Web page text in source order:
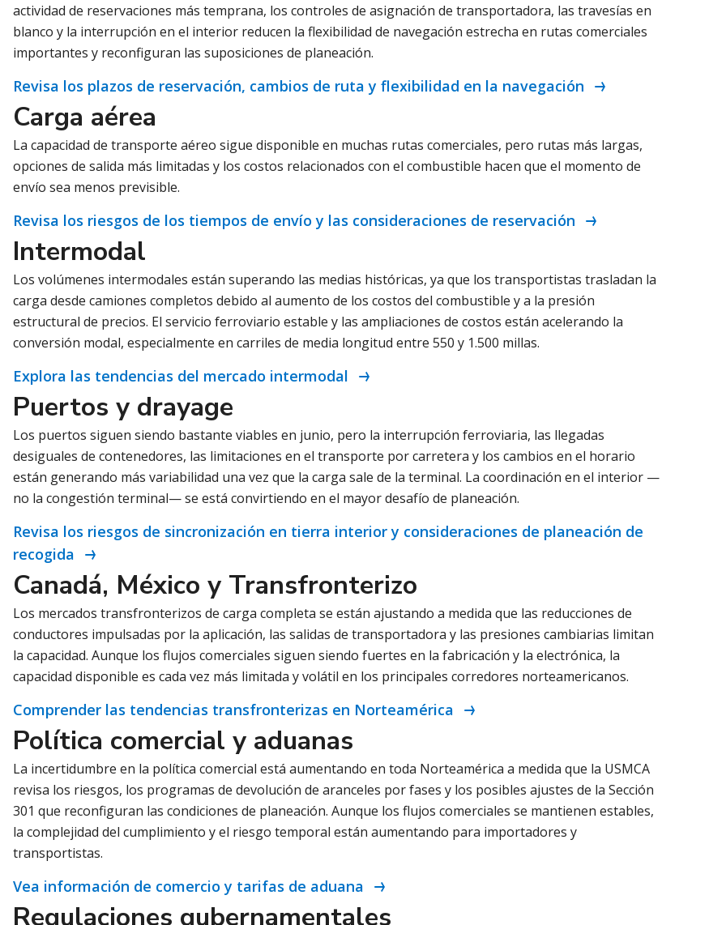
actividad de reservaciones más temprana, los controles de asignación de transportadora, las travesías en
blanco y la interrupción en el interior reducen la flexibilidad de navegación estrecha en rutas comerciales
importantes y reconfiguran las suposiciones de planeación.
Revisa los plazos de reservación, cambios de ruta y flexibilidad en la navegación
Carga aérea
La capacidad de transporte aéreo sigue disponible en muchas rutas comerciales, pero rutas más largas,
opciones de salida más limitadas y los costos relacionados con el combustible hacen que el momento de
envío sea menos previsible.
Revisa los riesgos de los tiempos de envío y las consideraciones de reservación
Intermodal
Los volúmenes intermodales están superando las medias históricas, ya que los transportistas trasladan la
carga desde camiones completos debido al aumento de los costos del combustible y a la presión
estructural de precios. El servicio ferroviario estable y las ampliaciones de costos están acelerando la
conversión modal, especialmente en carriles de media longitud entre 550 y 1.500 millas.
Explora las tendencias del mercado intermodal
Puertos y drayage
Los puertos siguen siendo bastante viables en junio, pero la interrupción ferroviaria, las llegadas
desiguales de contenedores, las limitaciones en el transporte por carretera y los cambios en el horario
están generando más variabilidad una vez que la carga sale de la terminal. La coordinación en el interior —
no la congestión terminal— se está convirtiendo en el mayor desafío de planeación.
Revisa los riesgos de sincronización en tierra interior y consideraciones de planeación de
recogida
Canadá, México y Transfronterizo
Los mercados transfronterizos de carga completa se están ajustando a medida que las reducciones de
conductores impulsadas por la aplicación, las salidas de transportadora y las presiones cambiarias limitan
la capacidad. Aunque los flujos comerciales siguen siendo fuertes en la fabricación y la electrónica, la
capacidad disponible es cada vez más limitada y volátil en los principales corredores norteamericanos.
Comprender las tendencias transfronterizas en Norteamérica
Política comercial y aduanas
La incertidumbre en la política comercial está aumentando en toda Norteamérica a medida que la USMCA
revisa los riesgos, los programas de devolución de aranceles por fases y los posibles ajustes de la Sección
301 que reconfiguran las condiciones de planeación. Aunque los flujos comerciales se mantienen estables,
la complejidad del cumplimiento y el riesgo temporal están aumentando para importadores y
transportistas.
Vea información de comercio y tarifas de aduana
Regulaciones gubernamentales